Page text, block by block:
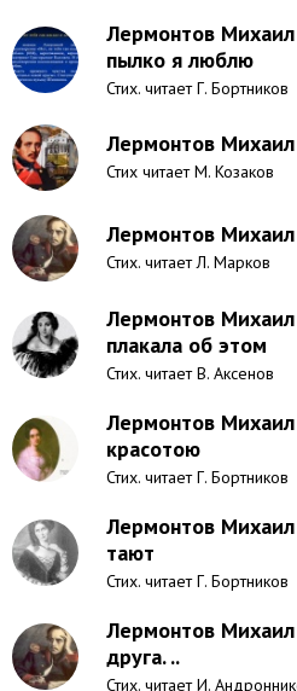
Лермонтов
пылко я люблю
Стих. читает Г. Бортников
Лермонтов
Стих читает М. Козаков
Лермонтов
Стих. читает Л. Марков
Лермонтов
плакала об этом
Стих. читает В. Аксенов
Лермонтов
красотою
Стих. читает Г. Бортников
Лермонтов
тают
Стих. читает Г. Бортников
Лермонтов
друга. ..
Стих. читает И.